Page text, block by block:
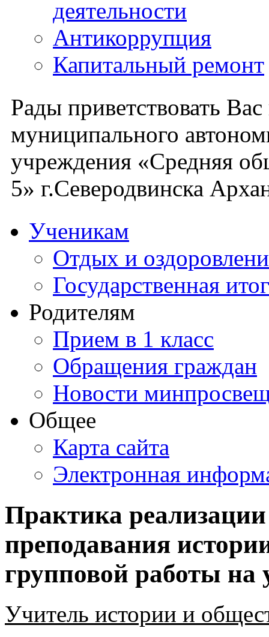
деятельности
Антикоррупция
Капитальный ремонт
Рады приветствовать
муниципального
учреждения «Средняя
5» г.Северодвинска
Ученикам
Отдых и
Государственная
Родителям
Прием в 1 класс
Обращения граждан
Новости
Общее
Карта сайта
Электронная
Практика
преподавания
групповой работы на
Учитель истории и